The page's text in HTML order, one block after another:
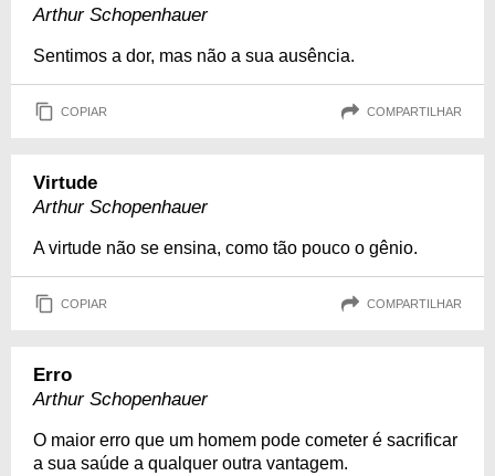
Arthur Schopenhauer
Sentimos a dor, mas não a sua ausência.
COPIAR COMPARTILHAR
Virtude
Arthur Schopenhauer
A virtude não se ensina, como tão pouco o gênio.
COPIAR COMPARTILHAR
Erro
Arthur Schopenhauer
O maior erro que um homem pode cometer é sacrificar
a sua saúde a qualquer outra vantagem.